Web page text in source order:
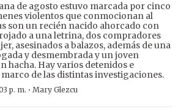
de agosto estuvo marcada por cinco
violentos que conmocionan al
son un recién nacido ahorcado con
a una letrina, dos compradores
asesinados a balazos, además de una
y desmembrada y un joven
hacha. Hay varios detenidos e
de las distintas investigaciones.
p. m. · Mary Glezcu